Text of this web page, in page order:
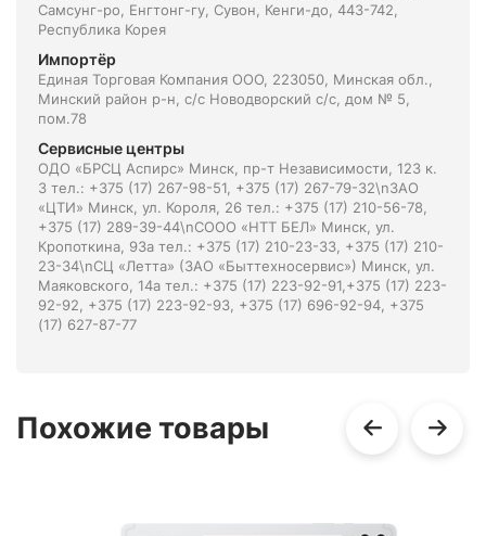
Самсунг-ро, Енгтонг-гу, Сувон, Кенги-до, 443-742,
Республика Корея
Импортёр
Единая Торговая Компания ООО, 223050, Минская обл.,
Минский район р-н, с/с Новодворский с/с, дом № 5,
пом.78
Сервисные центры
ОДО «БРСЦ Аспирс» Минск, пр-т Независимости, 123 к.
3 тел.: +375 (17) 267-98-51, +375 (17) 267-79-32\nЗАО
«ЦТИ» Минск, ул. Короля, 26 тел.: +375 (17) 210-56-78,
+375 (17) 289-39-44\nСООО «НТТ БЕЛ» Минск, ул.
Кропоткина, 93а тел.: +375 (17) 210-23-33, +375 (17) 210-
23-34\nСЦ «Летта» (ЗАО «Быттехносервис») Минск, ул.
Маяковского, 14а тел.: +375 (17) 223-92-91,+375 (17) 223-
92-92, +375 (17) 223-92-93, +375 (17) 696-92-94, +375
(17) 627-87-77
Похожие товары